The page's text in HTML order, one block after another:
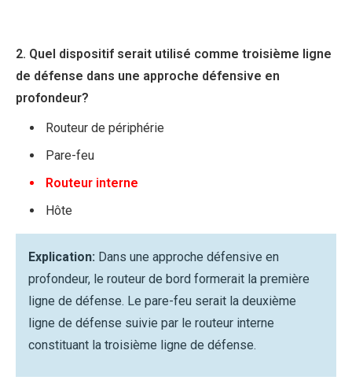
2. Quel dispositif serait utilisé comme troisième ligne
de défense dans une approche défensive en
profondeur?
Routeur de périphérie
Pare-feu
Routeur interne
Hôte
Explication: Dans une approche défensive en
profondeur, le routeur de bord formerait la première
ligne de défense. Le pare-feu serait la deuxième
ligne de défense suivie par le routeur interne
constituant la troisième ligne de défense.